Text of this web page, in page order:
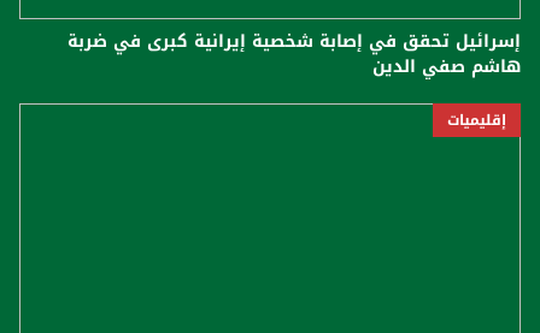
إسرائيل تحقق في إصابة شخصية إيرانية كبرى في ضربة
هاشم صفي الدين
إقليميات